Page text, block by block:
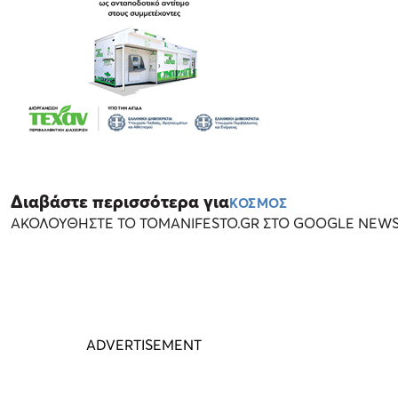
Διαβάστε περισσότερα γιαΚΟΣΜΟΣ
ΑΚΟΛΟΥΘΗΣΤΕ ΤΟ TOMANIFESTO.GR ΣΤΟ GOOGLE